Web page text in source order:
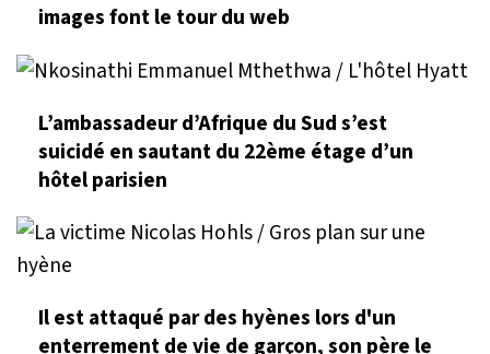
images font le tour du web
L’ambassadeur d’Afrique du Sud s’est
suicidé en sautant du 22ème étage d’un
hôtel parisien
Il est attaqué par des hyènes lors d'un
enterrement de vie de garçon, son père le